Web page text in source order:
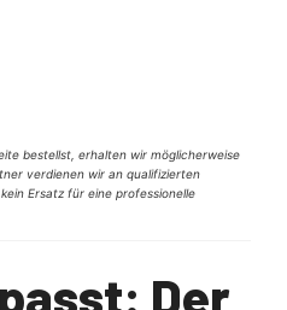
bestellst, erhalten wir möglicherweise
verdienen wir an qualifizierten
Ersatz für eine professionelle
Der